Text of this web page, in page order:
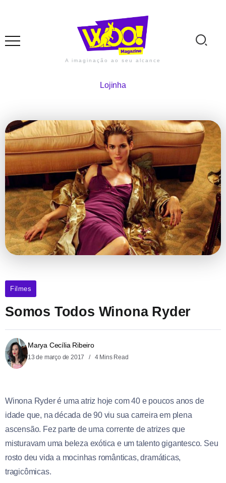
A imaginação ao seu alcance
Lojinha
Filmes
Somos Todos Winona Ryder
Marya Cecília Ribeiro
13 de março de 2017 4 Mins Read
Winona Ryder é uma atriz hoje com 40 e poucos anos de
idade que, na década de 90 viu sua carreira em plena
ascensão. Fez parte de uma corrente de atrizes que
misturavam uma beleza exótica e um talento gigantesco. Seu
rosto deu vida a mocinhas românticas, dramáticas,
tragicômicas.